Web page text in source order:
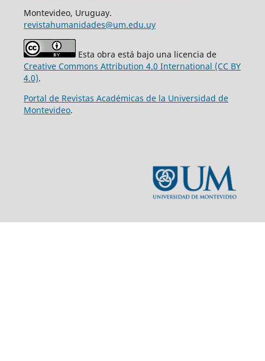
Montevideo, Uruguay.
revistahumanidades@um.edu.uy
Esta obra está bajo una licencia de
Creative Commons Attribution 4.0 International (CC BY
4.0).
Portal de Revistas Académicas de la Universidad de
Montevideo.